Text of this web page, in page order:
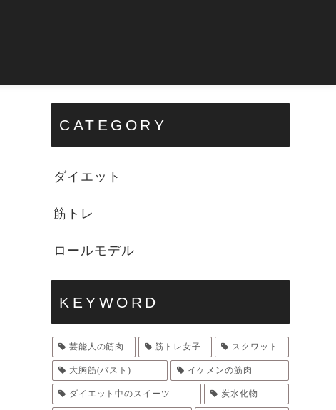
CATEGORY
ダイエット
筋トレ
ロールモデル
KEYWORD
芸能人の筋肉 筋トレ女子 スクワット
大胸筋(バスト) イケメンの筋肉
ダイエット中のスイーツ 炭水化物